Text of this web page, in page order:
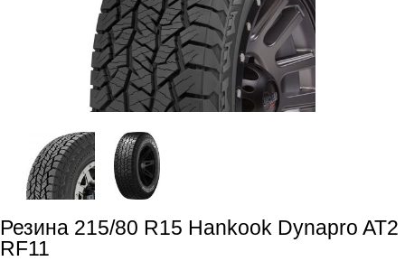
Резина 215/80 R15 Hankook Dynapro AT2
RF11